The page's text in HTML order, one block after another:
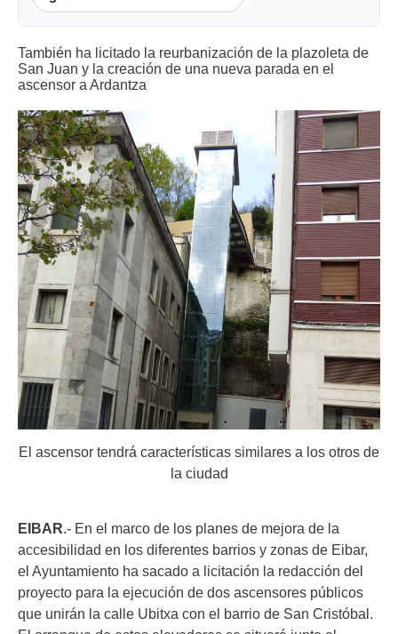
También ha licitado la reurbanización de la plazoleta de
San Juan y la creación de una nueva parada en el
ascensor a Ardantza
El ascensor tendrá características similares a los otros de
la ciudad
EIBAR.- En el marco de los planes de mejora de la
accesibilidad en los diferentes barrios y zonas de Eibar,
el Ayuntamiento ha sacado a licitación la redacción del
proyecto para la ejecución de dos ascensores públicos
que unirán la calle Ubitxa con el barrio de San Cristóbal.